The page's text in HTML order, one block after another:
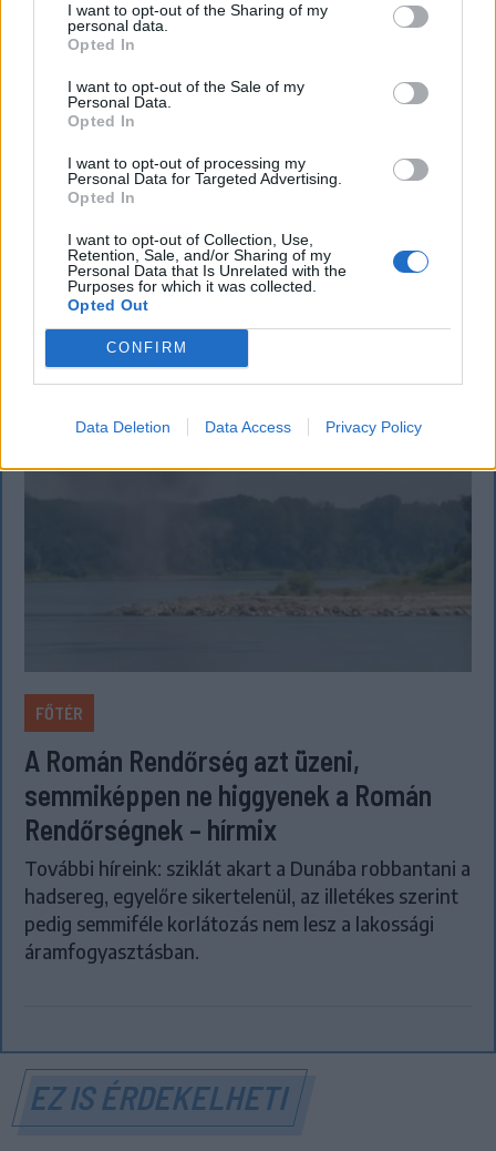
I want to opt-out of the Sharing of my
personal data.
Opted In
I want to opt-out of the Sale of my
Personal Data.
Opted In
I want to opt-out of processing my
Personal Data for Targeted Advertising.
Opted In
I want to opt-out of Collection, Use,
Retention, Sale, and/or Sharing of my
Personal Data that Is Unrelated with the
Purposes for which it was collected.
Opted Out
CONFIRM
Data Deletion Data Access Privacy Policy
KRÓNIKA
Meddig használható még a régi
személyi?
mintára kiállított személyi igazolványt használja,
azonban ezt fokozatosan kivonják a forgalomból,
amint az új elektronikus és egyszerű személyi
igazolványok országszerte elérhetővé válnak.
FŐTÉR
A Román Rendőrség azt üzeni,
semmiképpen ne higgyenek a Román
Rendőrségnek – hírmix
További híreink: sziklát akart a Dunába robbantani a
hadsereg, egyelőre sikertelenül, az illetékes szerint
pedig semmiféle korlátozás nem lesz a lakossági
áramfogyasztásban.
EZ IS ÉRDEKELHETI